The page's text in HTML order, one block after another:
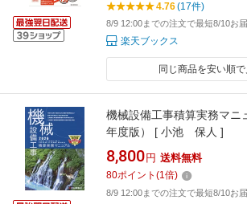
4.76(17件)
8/9 12:00までの注文で最短8/10お
楽天ブックス
同じ商品を安い順で
機械設備工事積算実務マニ
年度版） [ 小池 保人 ]
8,800 円 送料無料
80ポイント (1倍)
8/9 12:00までの注文で最短8/10お